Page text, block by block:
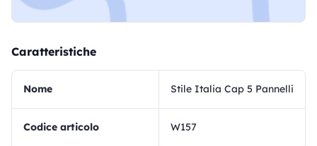
Caratteristiche
Nome Stile Italia Cap 5 Pannelli
Codice articolo W157